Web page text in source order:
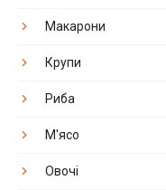
Макарони
Крупи
Риба
М'ясо
Овочі